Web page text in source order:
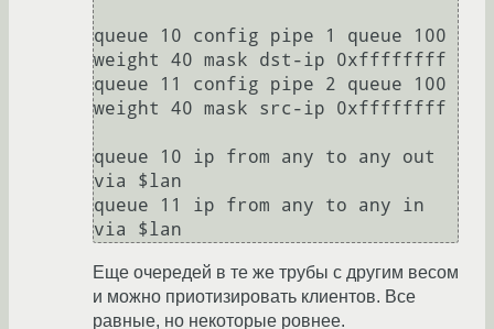
queue 10 config pipe 1 queue 100
weight 40 mask dst-ip 0xffffffff
queue 11 config pipe 2 queue 100
weight 40 mask src-ip 0xffffffff
queue 10 ip from any to any out
via $lan
queue 11 ip from any to any in
Еще очередей в те же трубы с другим весом
и можно приотизировать клиентов. Все
равные, но некоторые ровнее.